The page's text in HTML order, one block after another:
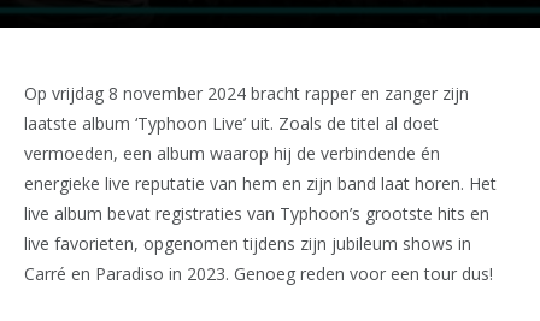
Op vrijdag 8 november 2024 bracht rapper en zanger zijn
laatste album ‘Typhoon Live’ uit. Zoals de titel al doet
vermoeden, een album waarop hij de verbindende én
energieke live reputatie van hem en zijn band laat horen. Het
live album bevat registraties van Typhoon’s grootste hits en
live favorieten, opgenomen tijdens zijn jubileum shows in
Carré en Paradiso in 2023. Genoeg reden voor een tour dus!